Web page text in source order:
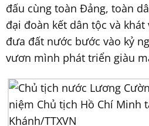
đấu cùng toàn Đảng, toàn
đại đoàn kết dân tộc và
đưa đất nước bước vào kỷ
vươn mình phát triển giàu